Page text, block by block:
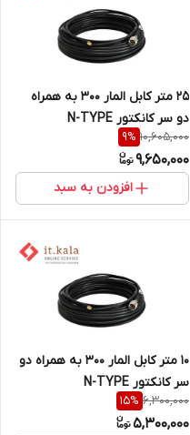
25 متر کابل المار 300 به همراه
دو سر کانکتور N-TYPE
10,605,000
9%
9,650,000
افزودن به سبد
10 متر کابل المار 300 به همراه دو
سر کانکتور N-TYPE
6,300,000
15%
5,300,000